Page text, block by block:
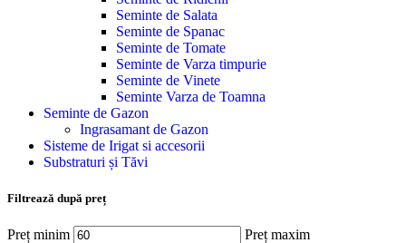
Seminte de Salata
Seminte de Spanac
Seminte de Tomate
Seminte de Varza timpurie
Seminte de Vinete
Seminte Varza de Toamna
Seminte de Gazon
Ingrasamant de Gazon
Sisteme de Irigat si accesorii
Substraturi și Tăvi
Filtrează după preț
Preț minim Preț maxim